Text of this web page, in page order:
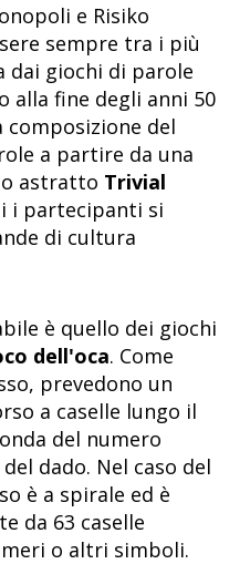
e Risiko
sempre tra i più
dai giochi di parole
alla fine degli anni 50
composizione del
a partire da una
astratto Trivial
i partecipanti si
di cultura
è quello dei giochi
dell'oca. Come
prevedono un
a caselle lungo il
del numero
dado. Nel caso del
è a spirale ed è
da 63 caselle
o altri simboli.